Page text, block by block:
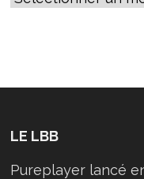
LE LBB
Pureplayer lancé